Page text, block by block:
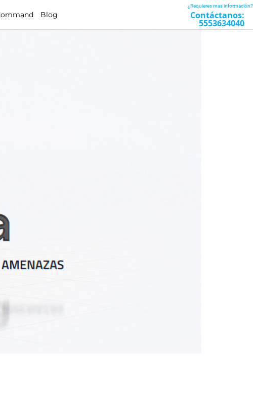
Blog
¿Requieres mas información?
Contáctanos:
5553634040